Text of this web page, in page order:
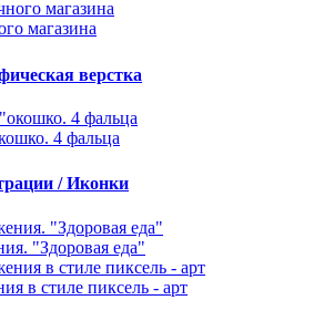
магазина
верстка
4 фальца
/ Иконки
"Здоровая еда"
в стиле пиксель - арт